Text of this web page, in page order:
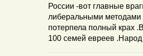
России -вот главные
либеральными методами
потерпела полный крах
100 семей евреев .Народ